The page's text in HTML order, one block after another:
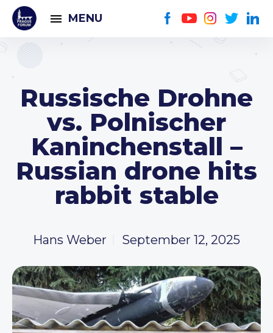
MENU
Russische Drohne
vs. Polnischer
Kaninchenstall –
Russian drone hits
rabbit stable
Hans Weber September 12, 2025